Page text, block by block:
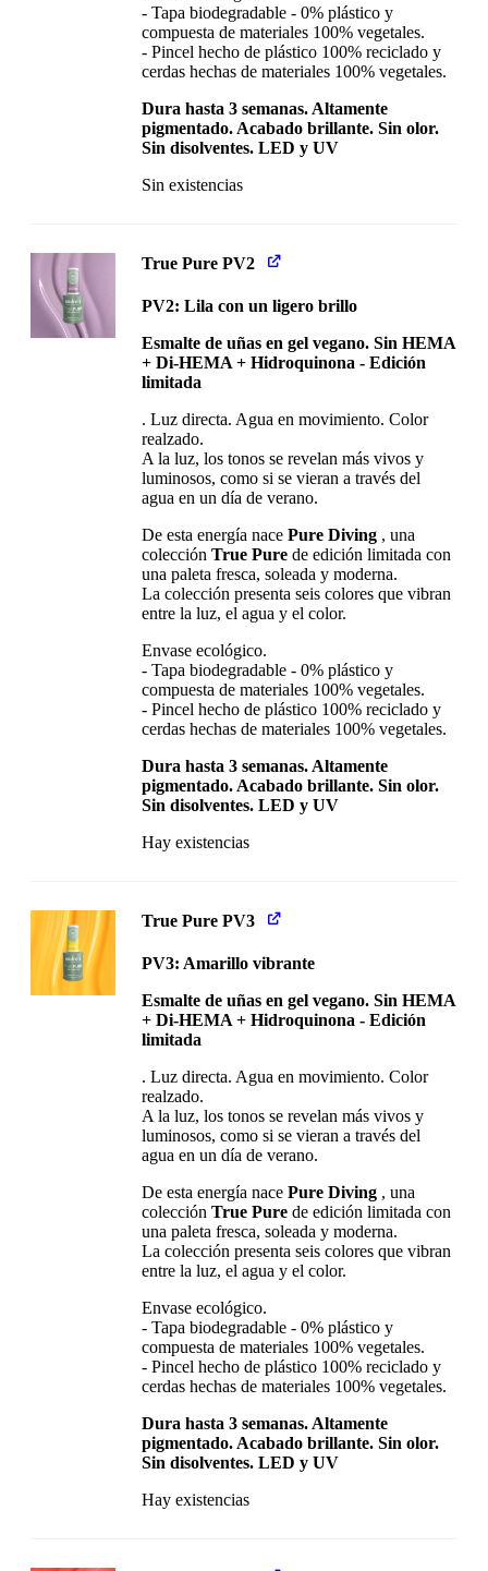
- Tapa biodegradable - 0% plástico y
compuesta de materiales 100% vegetales.
- Pincel hecho de plástico 100% reciclado y
cerdas hechas de materiales 100% vegetales.
Dura hasta 3 semanas. Altamente
pigmentado. Acabado brillante. Sin olor.
Sin disolventes. LED y UV
Sin existencias
True Pure PV2
PV2: Lila con un ligero brillo
Esmalte de uñas en gel vegano. Sin HEMA
+ Di-HEMA + Hidroquinona - Edición
limitada
. Luz directa. Agua en movimiento. Color
realzado.
A la luz, los tonos se revelan más vivos y
luminosos, como si se vieran a través del
agua en un día de verano.
De esta energía nacePure Diving , una
colecciónTrue Pure de edición limitada con
una paleta fresca, soleada y moderna.
La colección presenta seis colores que vibran
entre la luz, el agua y el color.
Envase ecológico.
- Tapa biodegradable - 0% plástico y
compuesta de materiales 100% vegetales.
- Pincel hecho de plástico 100% reciclado y
cerdas hechas de materiales 100% vegetales.
Dura hasta 3 semanas. Altamente
pigmentado. Acabado brillante. Sin olor.
Sin disolventes. LED y UV
Hay existencias
True Pure PV3
PV3: Amarillo vibrante
Esmalte de uñas en gel vegano. Sin HEMA
+ Di-HEMA + Hidroquinona - Edición
limitada
. Luz directa. Agua en movimiento. Color
realzado.
A la luz, los tonos se revelan más vivos y
luminosos, como si se vieran a través del
agua en un día de verano.
De esta energía nacePure Diving , una
colecciónTrue Pure de edición limitada con
una paleta fresca, soleada y moderna.
La colección presenta seis colores que vibran
entre la luz, el agua y el color.
Envase ecológico.
- Tapa biodegradable - 0% plástico y
compuesta de materiales 100% vegetales.
- Pincel hecho de plástico 100% reciclado y
cerdas hechas de materiales 100% vegetales.
Dura hasta 3 semanas. Altamente
pigmentado. Acabado brillante. Sin olor.
Sin disolventes. LED y UV
Hay existencias